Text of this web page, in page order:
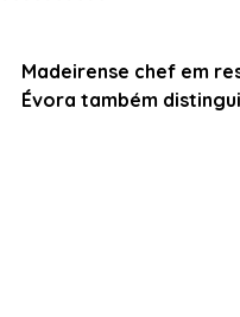
Madeirense chef em
Évora também